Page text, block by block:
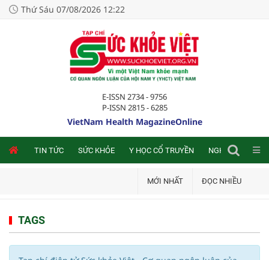
Thứ Sáu 07/08/2026 12:22
E-ISSN 2734 - 9756
P-ISSN 2815 - 6285
VietNam Health MagazineOnline
TIN TỨC SỨC KHỎE Y HỌC CỔ TRUYỀN NGHIÊN CỨU
MỚI NHẤT ĐỌC NHIỀU
TAGS